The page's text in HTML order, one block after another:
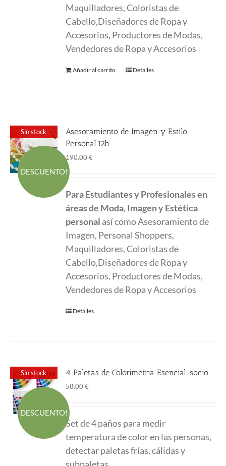
Maquilladores, Coloristas de
Cabello,Diseñadores de Ropa y
Accesorios, Productores de Modas,
Vendedores de Ropa y Accesorios
Añadir al carrito Detalles
Sin stock
DESCUENTO!
Asesoramiento de Imagen y Estilo
Personal.12h
190.00€
era:
190.00 €.
es:
150.00 €.
Para Estudiantes y Profesionales en
áreas de Moda, Imagen y Estética
personal así como Asesoramiento de
Imagen, Personal Shoppers,
Maquilladores, Coloristas de
Cabello,Diseñadores de Ropa y
Accesorios, Productores de Modas,
Vendedores de Ropa y Accesorios
Detalles
Sin stock
DESCUENTO!
4 Paletas de Colorimetria Esencial. socio
58.00€
era:
58.00 €.
es:
45.00 €.
Set de 4 paños para medir
temperatura de color en las personas,
detectar paletas frías, cálidas y